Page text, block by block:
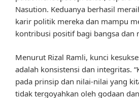
Nasution. Keduanya berhasil
karir politik mereka dan mampu
kontribusi positif bagi bangsa dan
Menurut Rizal Ramli, kunci
adalah konsistensi dan integritas.
pada prinsip dan nilai-nilai yang
tidak tergoyahkan oleh godaan